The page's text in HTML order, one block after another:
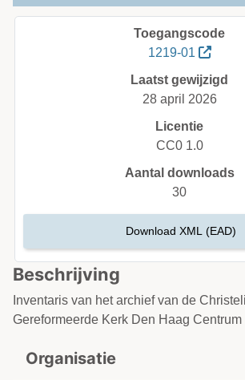
Beschrijving
Inventaris van het archief van de
Gereformeerde Kerk Den Haag Centrum
Organisatie
Toegangscode
1219-01
Laatst gewijzigd
28 april 2026
Licentie
CC0 1.0
Aantal downloads
30
Download XML (EAD)